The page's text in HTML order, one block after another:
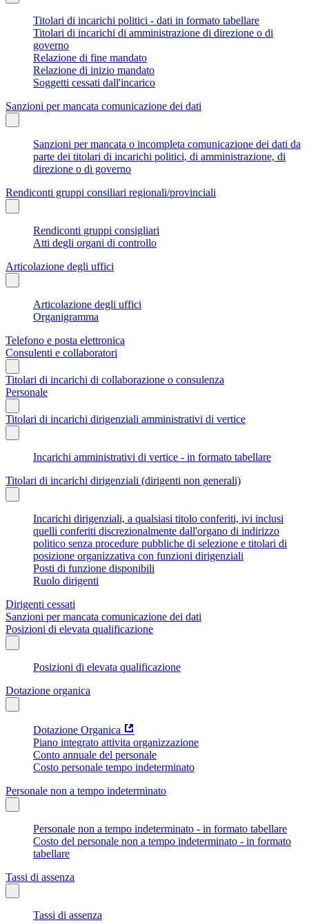
Titolari di incarichi politici - dati in formato tabellare
Titolari di incarichi di amministrazione di direzione o di
governo
Relazione di fine mandato
Relazione di inizio mandato
Soggetti cessati dall'incarico
Sanzioni per mancata comunicazione dei dati
Sanzioni per mancata o incompleta comunicazione dei dati da
parte dei titolari di incarichi politici, di amministrazione, di
direzione o di governo
Rendiconti gruppi consiliari regionali/provinciali
Rendiconti gruppi consigliari
Atti degli organi di controllo
Articolazione degli uffici
Articolazione degli uffici
Organigramma
Telefono e posta elettronica
Consulenti e collaboratori
Titolari di incarichi di collaborazione o consulenza
Personale
Titolari di incarichi dirigenziali amministrativi di vertice
Incarichi amministrativi di vertice - in formato tabellare
Titolari di incarichi dirigenziali (dirigenti non generali)
Incarichi dirigenziali, a qualsiasi titolo conferiti, ivi inclusi
quelli conferiti discrezionalmente dall'organo di indirizzo
politico senza procedure pubbliche di selezione e titolari di
posizione organizzativa con funzioni dirigenziali
Posti di funzione disponibili
Ruolo dirigenti
Dirigenti cessati
Sanzioni per mancata comunicazione dei dati
Posizioni di elevata qualificazione
Posizioni di elevata qualificazione
Dotazione organica
Dotazione Organica
Piano integrato attivita organizzazione
Conto annuale del personale
Costo personale tempo indeterminato
Personale non a tempo indeterminato
Personale non a tempo indeterminato - in formato tabellare
Costo del personale non a tempo indeterminato - in formato
tabellare
Tassi di assenza
Tassi di assenza